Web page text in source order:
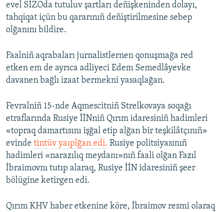
evel SİZOda tutuluv şartları deñişkeninden dolayı,
tahqiqat içün bu qararınıñ deñiştirilmesine sebep
olğanını bildire.
Faalniñ aqrabaları jurnalistlernen qonuşmağa red
etken em de ayrıca adliyeci Edem Semedlâyevke
davanen bağlı izaat bermekni yasaqlağan.
Fevralniñ 15-nde Aqmescitniñ Strelkovaya soqağı
etraflarında Rusiye İİNniñ Qırım idaresiniñ hadimleri
«topraq damartısını işğal etip alğan bir teşkilâtçınıñ»
evinde tintüv yaıplğan edi. Rusiye politsiyasınıñ
hadimleri «narazılıq meydanı»nıñ faali olğan Fazıl
İbraimovnı tutıp alaraq, Rusiye İİN idaresiniñ şeer
bölügine ketirgen edi.
Qırım KHV haber etkenine köre, İbraimov resmi olaraq